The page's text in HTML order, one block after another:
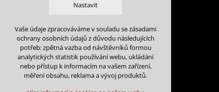
Rezervace na:
Zpět na kalendář
Na tento den nejsou podány
Nastavit
Technická cookies
nutná pro provozování webu
udržení kontextu stránek (session):
případná přihlášení, volby jazyka, apod.
Volitelná cookies
analytická pro anonymizované vyhodnocení
Vaše údaje zpracováváme v souladu se zásadami
ochrany osobních údajů z důvodu následujících
potřeb: zpětná vazba od návštěvníků formou
analytických statistik používání webu, ukládání
nebo přístup k informacím na vašem zařízení,
měření obsahu, reklama a vývoj produktů.